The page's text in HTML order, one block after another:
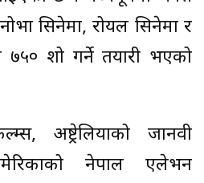
सिनेमा, रोयल सिनेमा र
शो गर्ने तयारी भएको
अष्ट्रेलियाको जानवी
नेपाल एलेभन